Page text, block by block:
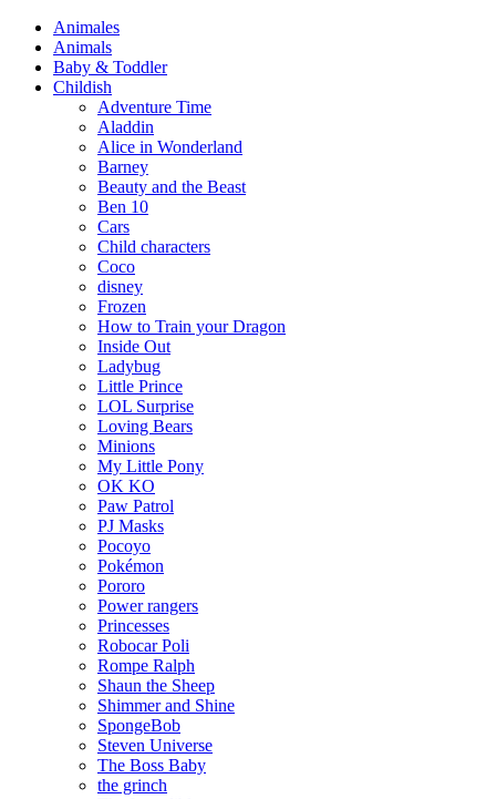
Animales
Animals
Baby & Toddler
Childish
Adventure Time
Aladdin
Alice in Wonderland
Barney
Beauty and the Beast
Ben 10
Cars
Child characters
Coco
disney
Frozen
How to Train your Dragon
Inside Out
Ladybug
Little Prince
LOL Surprise
Loving Bears
Minions
My Little Pony
OK KO
Paw Patrol
PJ Masks
Pocoyo
Pokémon
Pororo
Power rangers
Princesses
Robocar Poli
Rompe Ralph
Shaun the Sheep
Shimmer and Shine
SpongeBob
Steven Universe
The Boss Baby
the grinch